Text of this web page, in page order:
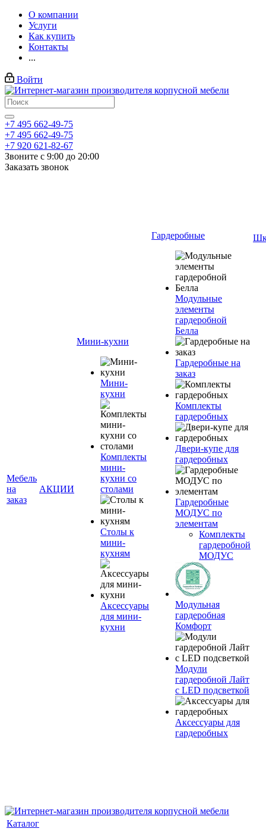
О компании
Услуги
Как купить
Контакты
...
Войти
+7 495 662-49-75
+7 495 662-49-75
+7 920 621-82-67
Звоните с 9:00 до 20:00
Заказать звонок
Мебель
на
заказ
АКЦИИ
Мини-кухни
Мини-
кухни
Комплекты
мини-
кухни со
столами
Столы к
мини-
кухням
Аксессуары
для мини-
кухни
Гардеробные
Модульные
элементы
гардеробной
Белла
Гардеробные на
заказ
Комплекты
гардеробных
Двери-купе для
гардеробных
Гардеробные
МОДУС по
элементам
Комплекты
гардеробной
МОДУС
Модульная
гардеробная
Комфорт
Модули
гардеробной Лайт
с LED подсветкой
Аксессуары для
гардеробных
Каталог